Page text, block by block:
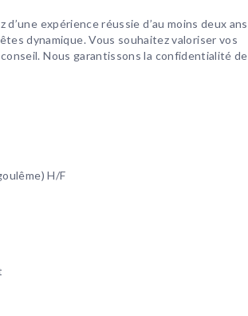
expérience réussie d’au moins deux ans
dynamique. Vous souhaitez valoriser vos
Nous garantissons la confidentialité de
H/F